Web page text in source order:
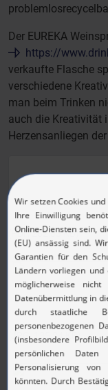
Der EUREKA
https://
verkaufte Flasche
verschiedene
man beim Trinken
auch die Kreativität
Herzensanliegen
(PDF, 282.03 KB)
(JPG, 135.24 KB)